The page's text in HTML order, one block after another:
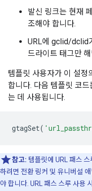
발신 링크는 현재
조해야 합니다.
URL에 gclid/dclid
드라이트 태그만 해
템플릿 사용자가 이 설정
합니다. 다음 템플릿 코
는 데 사용됩니다.
gtagSet(
참고: 템플릿에 URL 패스
하려면 전환 링커 및 유니버설
야 합니다. URL 패스 스루 사용